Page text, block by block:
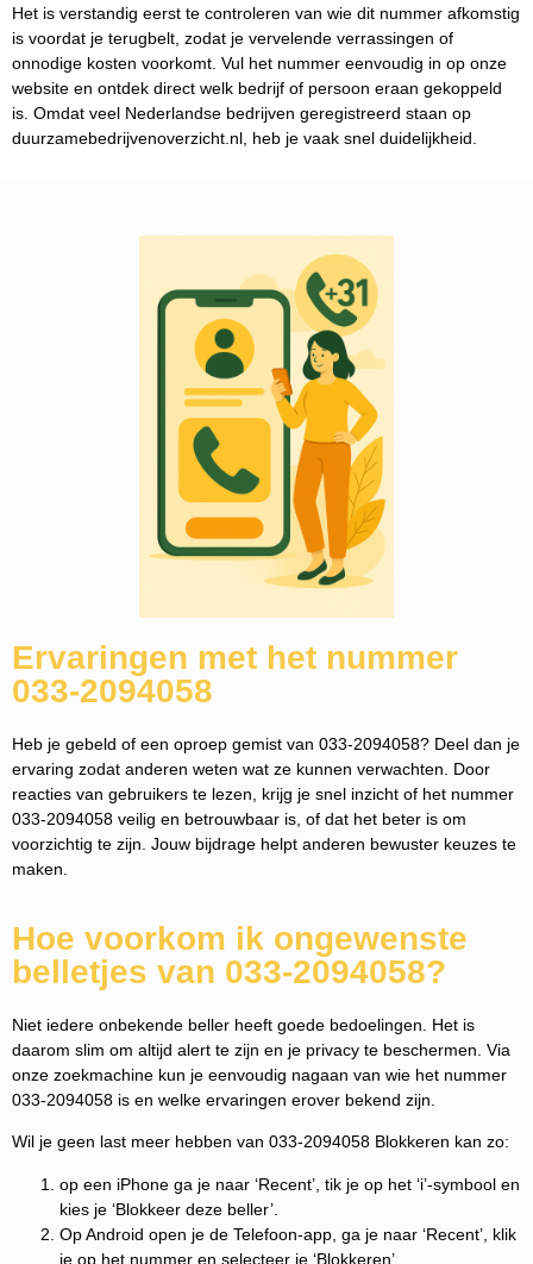
Het is verstandig eerst te controleren van wie dit nummer afkomstig
is voordat je terugbelt, zodat je vervelende verrassingen of
onnodige kosten voorkomt. Vul het nummer eenvoudig in op onze
website en ontdek direct welk bedrijf of persoon eraan gekoppeld
is. Omdat veel Nederlandse bedrijven geregistreerd staan op
duurzamebedrijvenoverzicht.nl, heb je vaak snel duidelijkheid.
Ervaringen met het nummer
033-2094058
Heb je gebeld of een oproep gemist van 033-2094058? Deel dan je
ervaring zodat anderen weten wat ze kunnen verwachten. Door
reacties van gebruikers te lezen, krijg je snel inzicht of het nummer
033-2094058 veilig en betrouwbaar is, of dat het beter is om
voorzichtig te zijn. Jouw bijdrage helpt anderen bewuster keuzes te
maken.
Hoe voorkom ik ongewenste
belletjes van 033-2094058?
Niet iedere onbekende beller heeft goede bedoelingen. Het is
daarom slim om altijd alert te zijn en je privacy te beschermen. Via
onze zoekmachine kun je eenvoudig nagaan van wie het nummer
033-2094058 is en welke ervaringen erover bekend zijn.
Wil je geen last meer hebben van 033-2094058 Blokkeren kan zo:
op een iPhone ga je naar ‘Recent’, tik je op het ‘i’-symbool en
kies je ‘Blokkeer deze beller’.
Op Android open je de Telefoon-app, ga je naar ‘Recent’, klik
je op het nummer en selecteer je ‘Blokkeren’.